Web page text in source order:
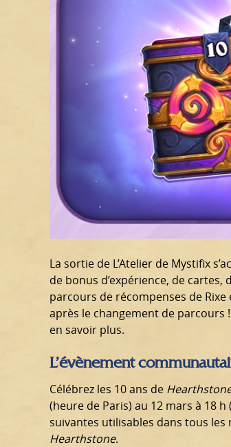
La sortie de L’Atelier de Mystifix
de bonus d’expérience, de
parcours de récompenses de
après le changement de parcours
en savoir plus.
L’évènement
Célébrez les 10 ans de
(heure de Paris) au 12 mars à 18
suivantes utilisables dans tous
Hearthstone.